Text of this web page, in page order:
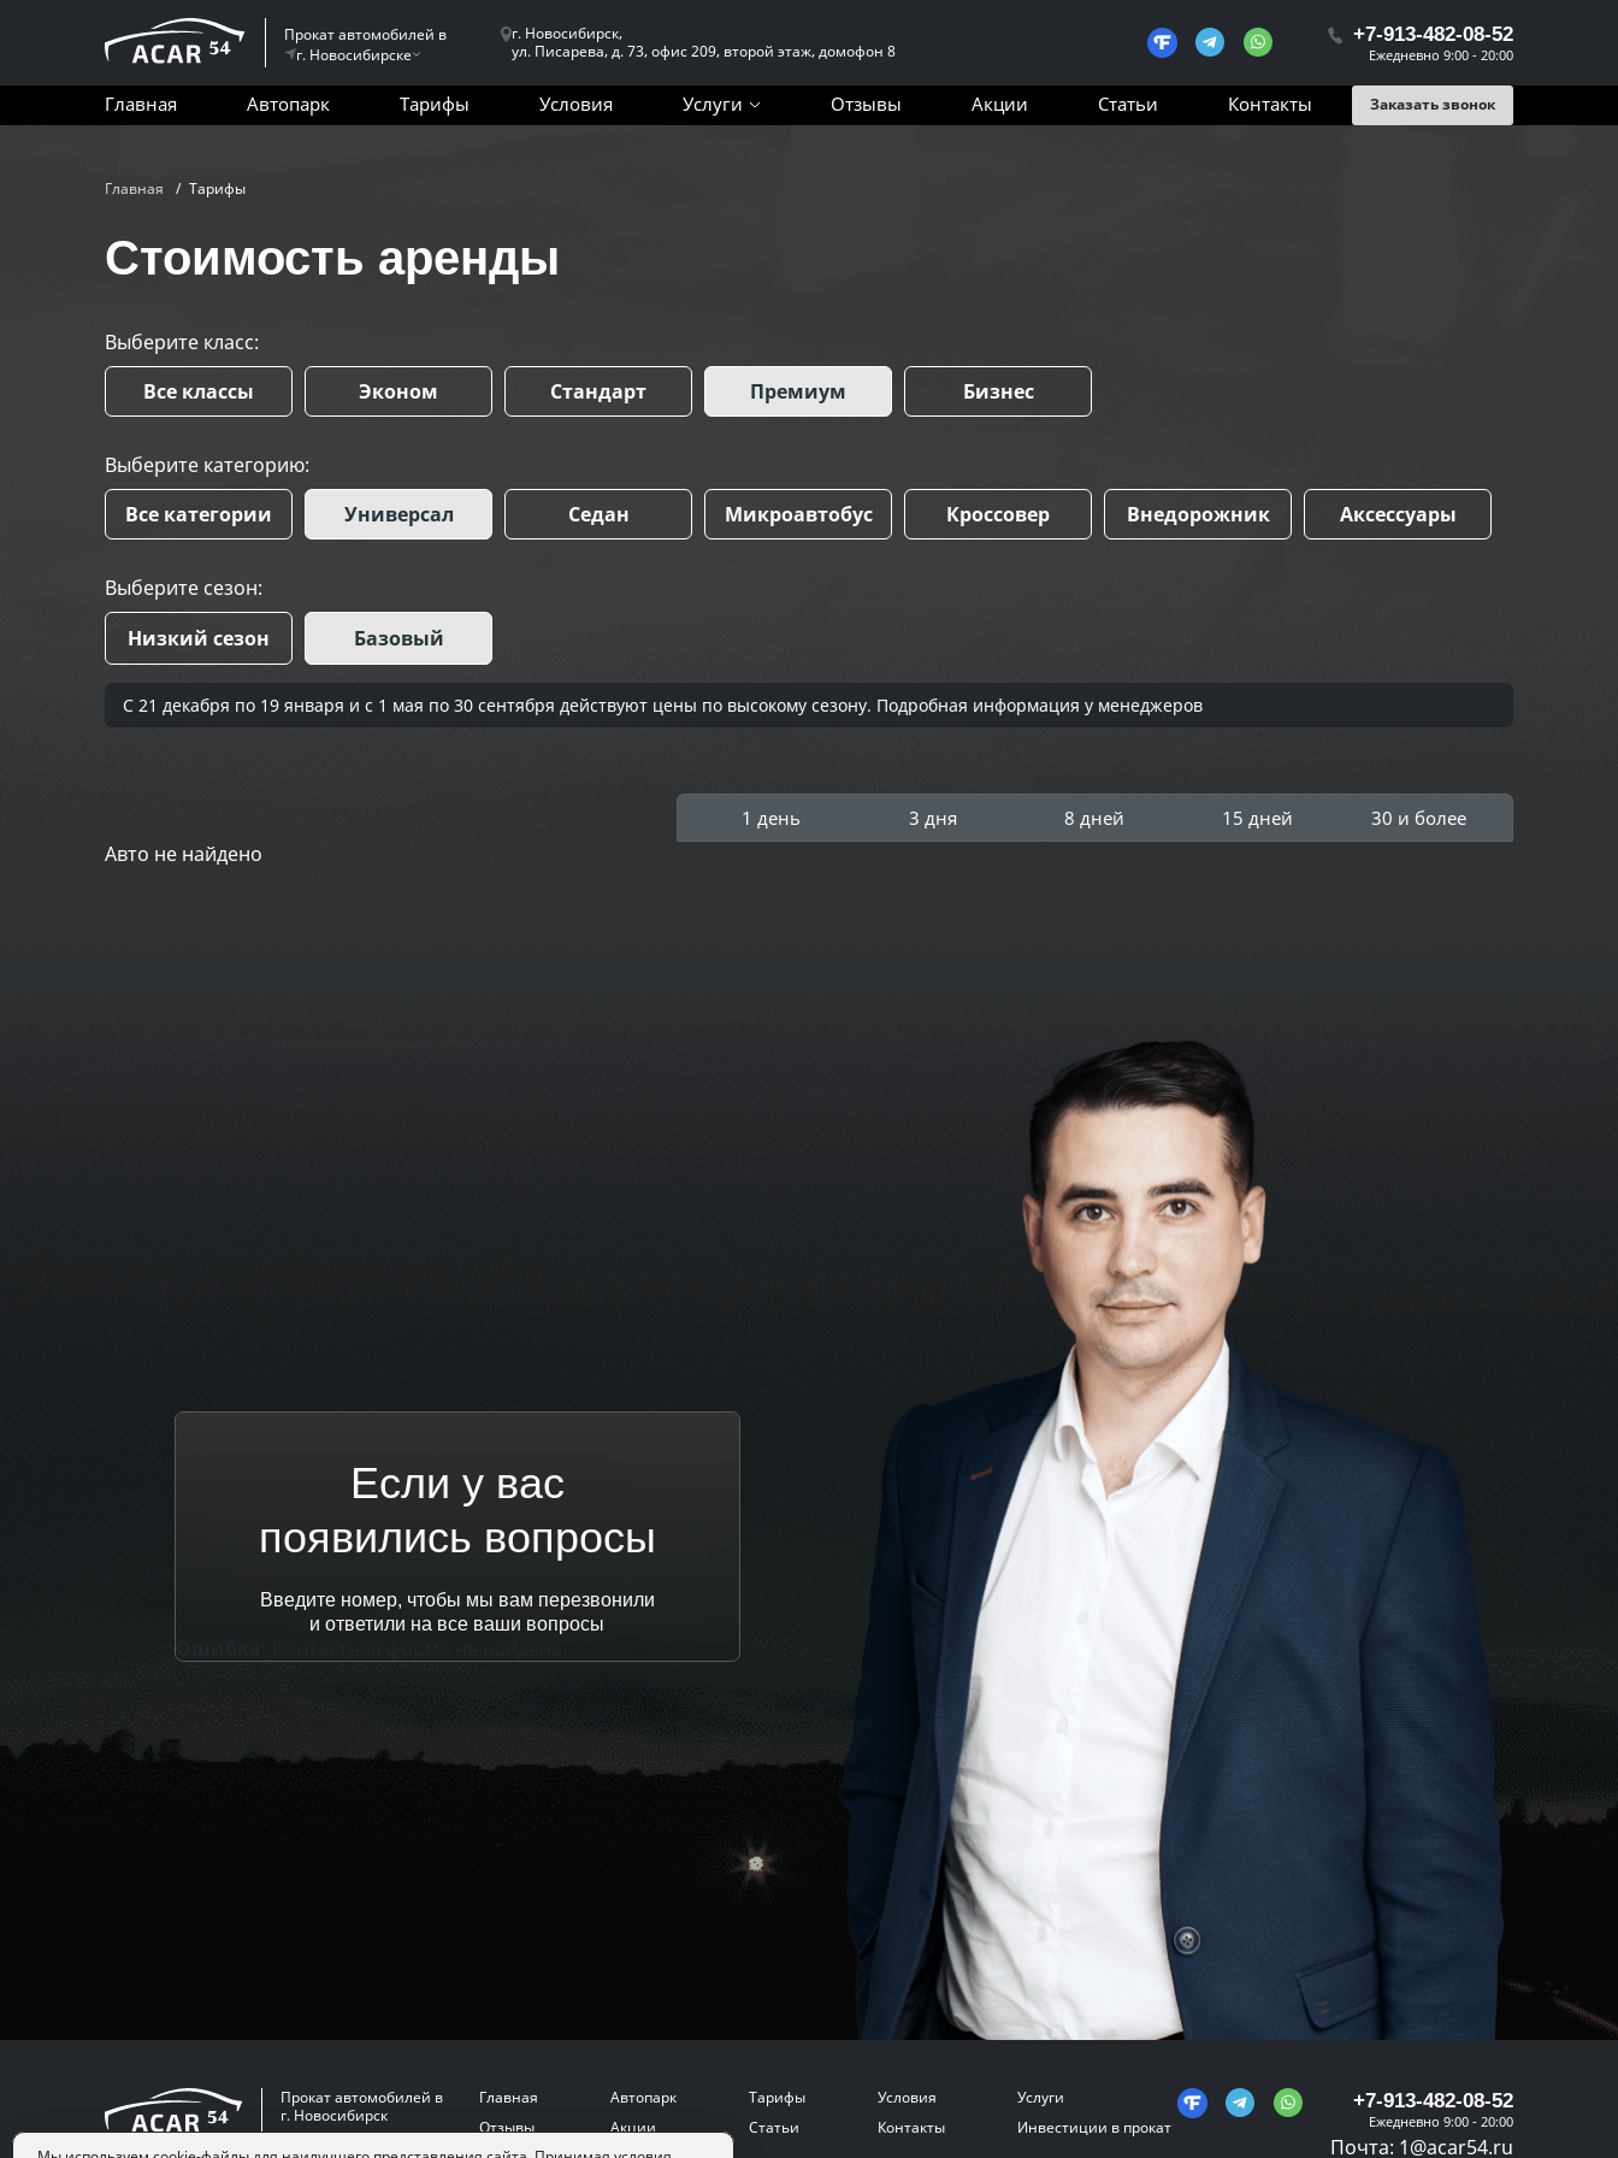
Прокат автомобилей в
г. Новосибирске
г. Новосибирск,
ул. Писарева, д. 73, офис 209, второй этаж, домофон 8
+7-913-482-08-52
Ежедневно 9:00 - 20:00
Главная Автопарк Тарифы Условия Услуги Отзывы Акции Статьи Контакты Заказать звонок
Главная Тарифы
Стоимость аренды
Выберите класс:
Все классы
Эконом Стандарт Премиум Бизнес
Выберите категорию:
Все категории
Универсал Седан Микроавтобус Кроссовер Внедорожник Аксессуары
Выберите сезон:
Низкий сезон
Базовый
С 21 декабря по 19 января и с 1 мая по 30 сентября действуют цены по высокому сезону. Подробная информация у менеджеров
1 день 3 дня 8 дней 15 дней 30 и более
Авто не найдено
Если у вас
появились вопросы
Введите номер, чтобы мы вам перезвонили
и ответили на все ваши вопросы
Прокат автомобилей в
г. Новосибирск
+7-913-482-08-52
Ежедневно 9:00 - 20:00
Почта: 1@acar54.ru
Главная Автопарк Тарифы Условия
Услуги
Отзывы
Акции Статьи Контакты
Инвестиции в прокат